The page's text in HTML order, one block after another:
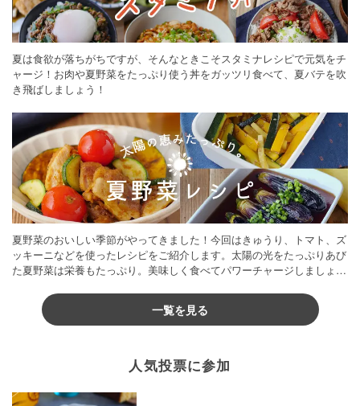
夏は食欲が落ちがちですが、そんなときこそスタミナレシピで元気をチ
ャージ！お肉や夏野菜をたっぷり使う丼をガッツリ食べて、夏バテを吹
き飛ばしましょう！
夏野菜のおいしい季節がやってきました！今回はきゅうり、トマト、ズ
ッキーニなどを使ったレシピをご紹介します。太陽の光をたっぷりあび
た夏野菜は栄養もたっぷり。美味しく食べてパワーチャージしましょう
一覧を見る
人気投票に参加